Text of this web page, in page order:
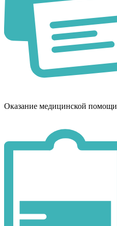
Оказание медицинской помощи